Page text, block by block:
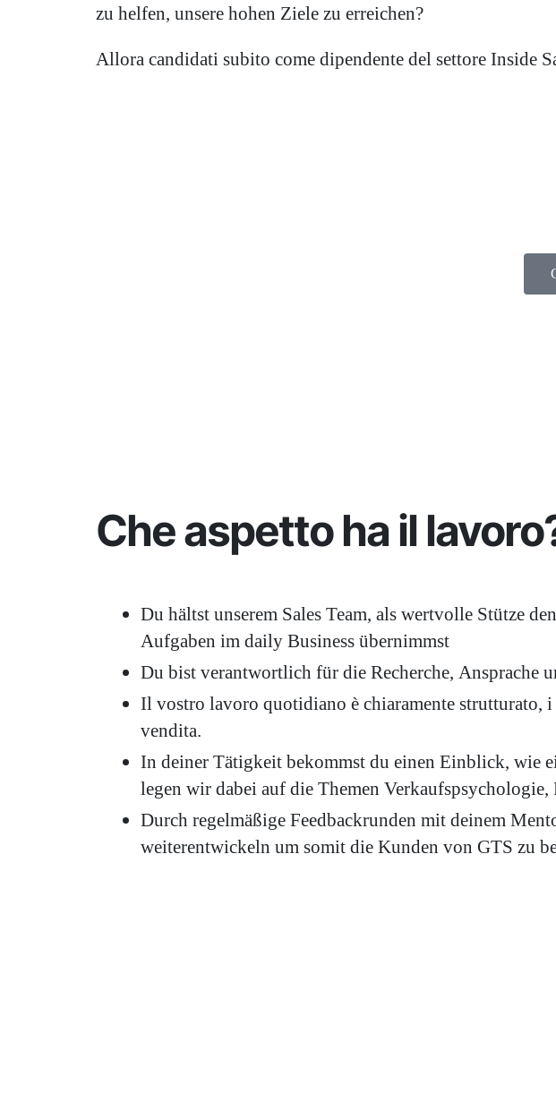
zu helfen, unsere hohen Ziele zu erreichen?
Allora candidati subito come dipendente del settore Inside
Che aspetto ha il
Du hältst unserem Sales Team, als wertvolle Stütze
Aufgaben im daily Business übernimmst
Du bist verantwortlich für die Recherche, Ansprache
Il vostro lavoro quotidiano è chiaramente
vendita.
In deiner Tätigkeit bekommst du einen Einblick, wie
legen wir dabei auf die Themen
Durch regelmäßige Feedbackrunden mit deinem
weiterentwickeln um somit die Kunden von GTS zu